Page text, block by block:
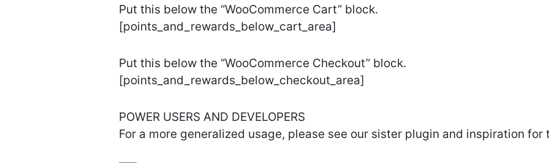
Put this below the “WooCommerce Cart” block.
[points_and_rewards_below_cart_area]
Put this below the “WooCommerce Checkout” block.
[points_and_rewards_below_checkout_area]
POWER USERS AND DEVELOPERS
For a more generalized usage, please see our sister plugin and inspiration for